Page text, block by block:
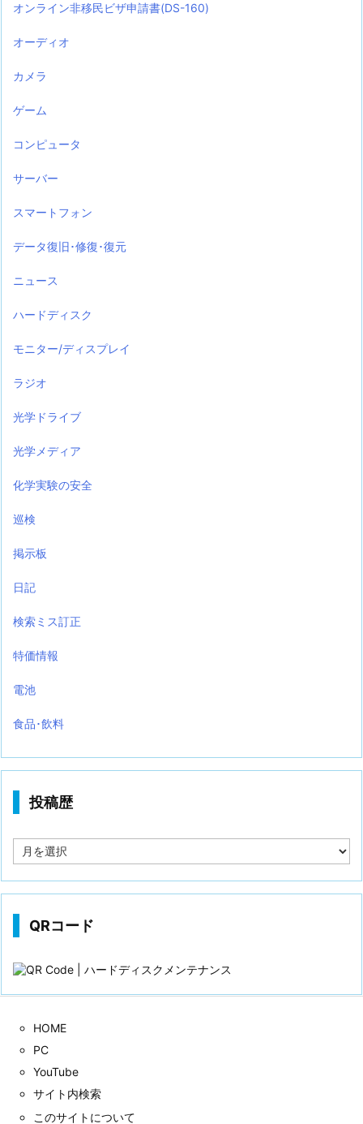
オンライン非移民ビザ申請書(DS-160)
オーディオ
カメラ
ゲーム
コンピュータ
サーバー
スマートフォン
データ復旧･修復･復元
ニュース
ハードディスク
モニター/ディスプレイ
ラジオ
光学ドライブ
光学メディア
化学実験の安全
巡検
掲示板
日記
検索ミス訂正
特価情報
電池
食品･飲料
投稿歴
稿
QRコード
HOME
PC
YouTube
サイト内検索
このサイトについて